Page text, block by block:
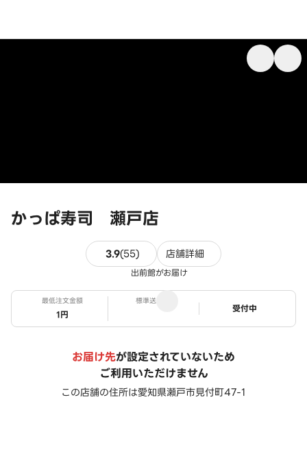
かっぱ寿司 瀬戸店
3.9(55) 55件のレビュー
店舗詳細
出前館がお届け
最低注文金額
1円
標準送料
ステータス
受付中
お届け先が設定されていないため
ご利用いただけません
この店舗の住所は愛知県瀬戸市見付町47-1